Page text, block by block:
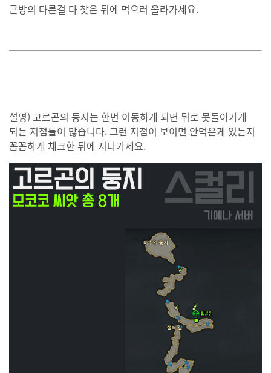
근방의 다른걸 다 찾은 뒤에 먹으러 올라가세요.
설명) 고르곤의 둥지는 한번 이동하게 되면 뒤로 못돌아가게
되는 지점들이 많습니다. 그런 지점이 보이면 안먹은게 있는지
꼼꼼하게 체크한 뒤에 지나가세요.